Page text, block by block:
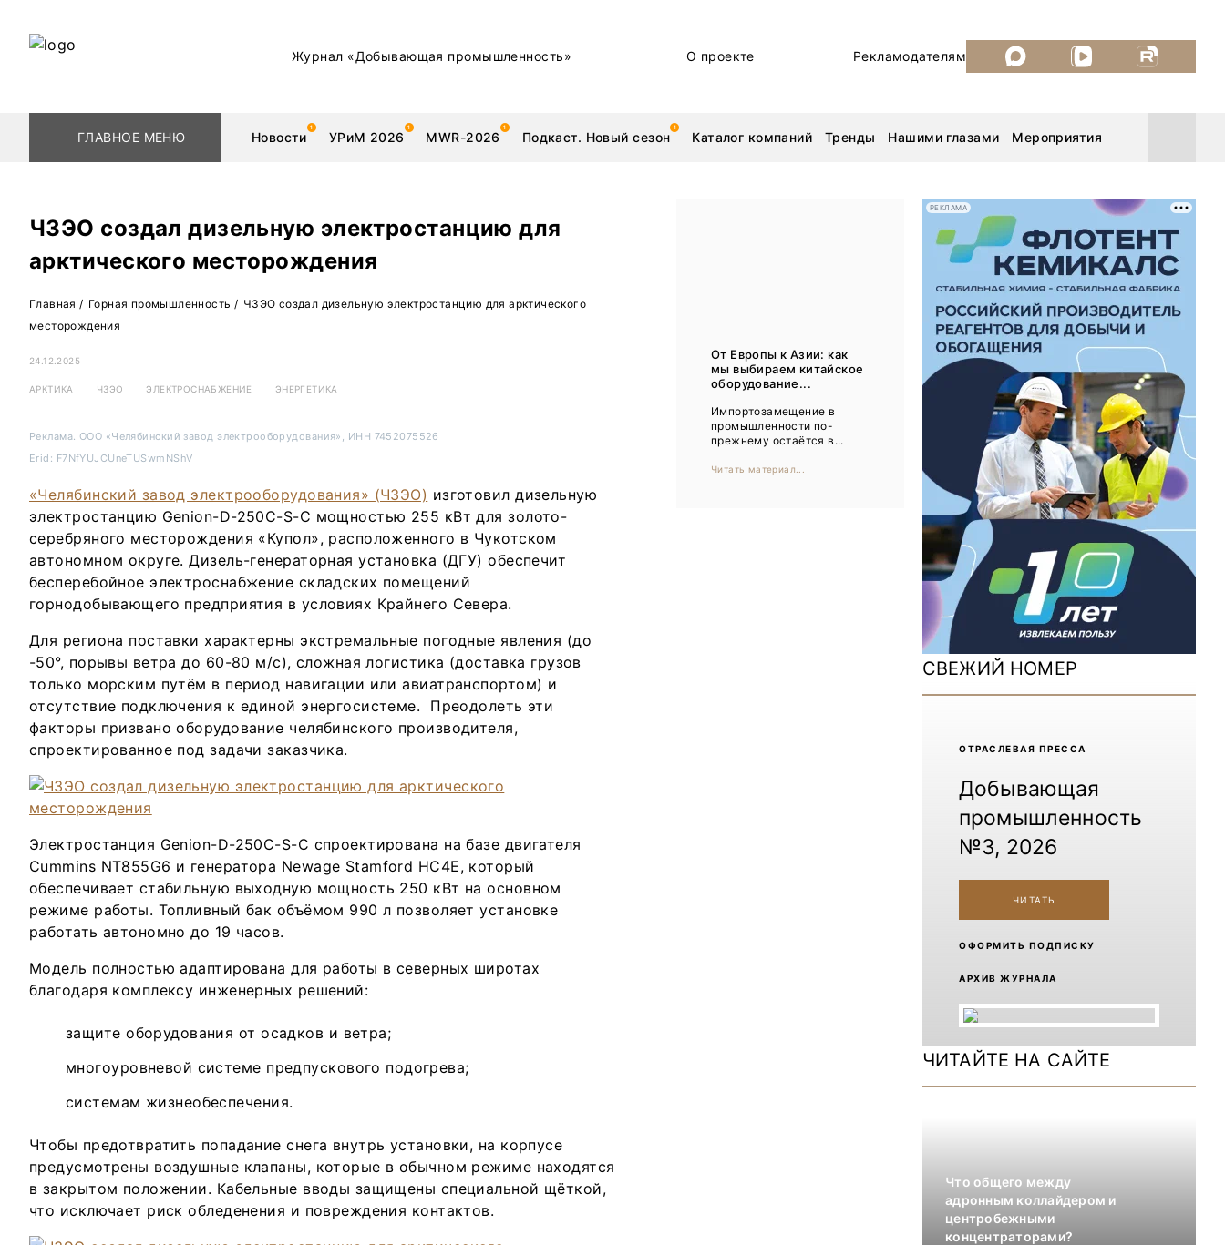
Журнал «Добывающая промышленность» О проекте Рекламодателям
ГЛАВНОЕ МЕНЮ Новости УРиМ 2026 MWR-2026 Подкаст. Новый сезон Каталог компаний Тренды Нашими глазами Мероприятия
Геологоразведка
Обогащение
Редкоземельные металлы
Золото Техника и технологии
Мероприятия
Каталог компаний
Уголь России и Майнинг 2026
MiningWorld Russia 2026
ДП Подкаст. Новый сезон
Рудник 2025
MiningWorld Russia 2025
Уголь России и Майнинг 2025
Рудник 2024 | Обзор выставки
В помощь шахтёру 2024
Уголь России и Майнинг 2024
Mining World Russia 2024
ЧЗЭО создал дизельную электростанцию для
арктического месторождения
Главная / Горная промышленность / ЧЗЭО создал дизельную электростанцию для арктического
месторождения
24.12.2025
АРКТИКА ЧЗЭО ЭЛЕКТРОСНАБЖЕНИЕ ЭНЕРГЕТИКА
Реклама. ООО «Челябинский завод электрооборудования», ИНН 7452075526
Erid: F7NfYUJCUneTUSwmNShV
«Челябинский завод электрооборудования» (ЧЗЭО) изготовил дизельную
электростанцию Genion-D-250C-S-C мощностью 255 кВт для золото-
серебряного месторождения «Купол», расположенного в Чукотском
автономном округе. Дизель-генераторная установка (ДГУ) обеспечит
бесперебойное электроснабжение складских помещений
горнодобывающего предприятия в условиях Крайнего Севера.
Для региона поставки характерны экстремальные погодные явления (до
-50°, порывы ветра до 60-80 м/с), сложная логистика (доставка грузов
только морским путём в период навигации или авиатранспортом) и
отсутствие подключения к единой энергосистеме. Преодолеть эти
факторы призвано оборудование челябинского производителя,
спроектированное под задачи заказчика.
Электростанция Genion-D-250C-S-C спроектирована на базе двигателя
Cummins NT855G6 и генератора Newage Stamford HC4E, который
обеспечивает стабильную выходную мощность 250 кВт на основном
режиме работы. Топливный бак объёмом 990 л позволяет установке
работать автономно до 19 часов.
Модель полностью адаптирована для работы в северных широтах
благодаря комплексу инженерных решений:
защите оборудования от осадков и ветра;
многоуровневой системе предпускового подогрева;
системам жизнеобеспечения.
Чтобы предотвратить попадание снега внутрь установки, на корпусе
предусмотрены воздушные клапаны, которые в обычном режиме находятся
в закрытом положении. Кабельные вводы защищены специальной щёткой,
что исключает риск обледенения и повреждения контактов.
От Европы к Азии: как
мы выбираем китайское
оборудование...
Импортозамещение в
промышленности по-
прежнему остаётся в...
Читать материал...
РЕКЛАМА
СВЕЖИЙ НОМЕР
ОТРАCЛЕВАЯ ПРЕССА
Добывающая
промышленность
№3, 2026
ЧИТАТЬ
ОФОРМИТЬ ПОДПИСКУ
АРХИВ ЖУРНАЛА
ЧИТАЙТЕ НА САЙТЕ
Что общего между
адронным коллайдером и
центробежными
концентраторами?